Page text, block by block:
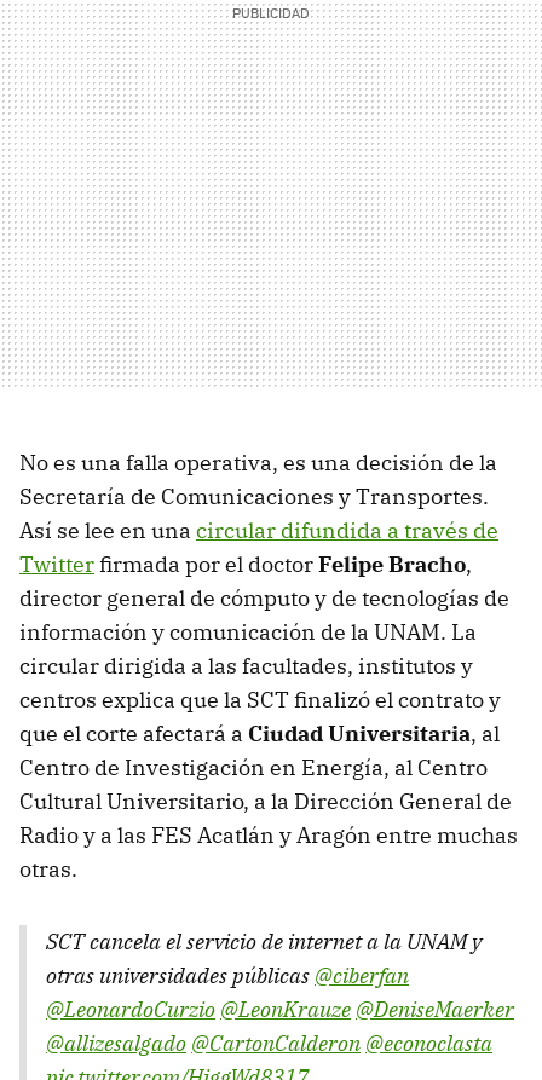
No es una falla operativa, es una decisión de la
Secretaría de Comunicaciones y Transportes.
Así se lee en una circular difundida a través de
Twitterfirmada por el doctorFelipe Bracho,
director general de cómputo y de tecnologías de
información y comunicación de la UNAM. La
circular dirigida a las facultades, institutos y
centros explica que la SCT finalizó el contrato y
que el corte afectará a Ciudad Universitaria, al
Centro de Investigación en Energía, al Centro
Cultural Universitario, a la Dirección General de
Radio y a las FES Acatlán y Aragón entre muchas
otras.
SCT cancela el servicio de internet a la UNAM y
otras universidades públicas @ciberfan
@LeonardoCurzio @LeonKrauze @DeniseMaerker
@allizesalgado @CartonCalderon @econoclasta